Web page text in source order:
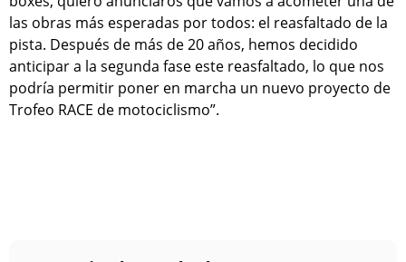
las obras más esperadas por todos: el reasfaltado de la
pista. Después de más de 20 años, hemos decidido
anticipar a la segunda fase este reasfaltado, lo que nos
podría permitir poner en marcha un nuevo proyecto de
Trofeo RACE de motociclismo”.